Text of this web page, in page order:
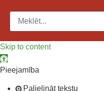
Skip to content
Open toolbar
Pieejamība
Palielināt tekstu